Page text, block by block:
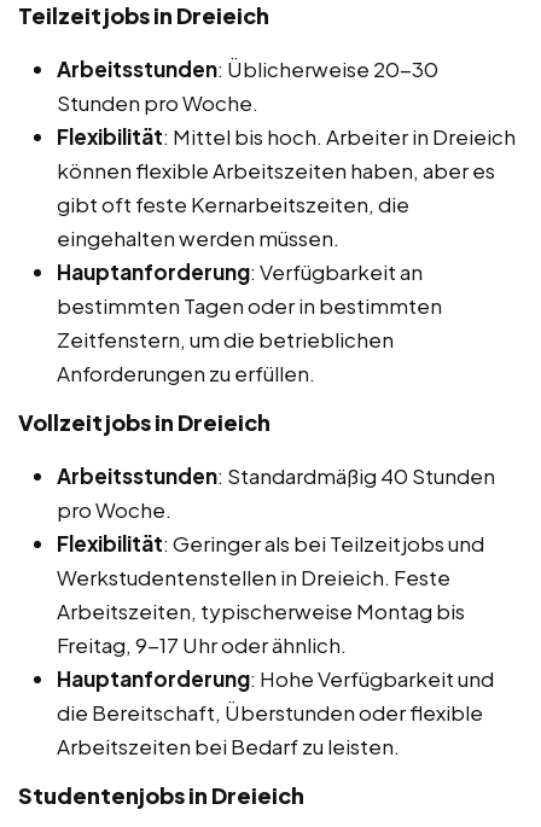
Teilzeitjobs in Dreieich
Arbeitsstunden: Üblicherweise 20-30
Stunden pro Woche.
Flexibilität: Mittel bis hoch. Arbeiter in Dreieich
können flexible Arbeitszeiten haben, aber es
gibt oft feste Kernarbeitszeiten, die
eingehalten werden müssen.
Hauptanforderung: Verfügbarkeit an
bestimmten Tagen oder in bestimmten
Zeitfenstern, um die betrieblichen
Anforderungen zu erfüllen.
Vollzeitjobs in Dreieich
Arbeitsstunden: Standardmäßig 40 Stunden
pro Woche.
Flexibilität: Geringer als bei Teilzeitjobs und
Werkstudentenstellen in Dreieich. Feste
Arbeitszeiten, typischerweise Montag bis
Freitag, 9-17 Uhr oder ähnlich.
Hauptanforderung: Hohe Verfügbarkeit und
die Bereitschaft, Überstunden oder flexible
Arbeitszeiten bei Bedarf zu leisten.
Studentenjobs in Dreieich